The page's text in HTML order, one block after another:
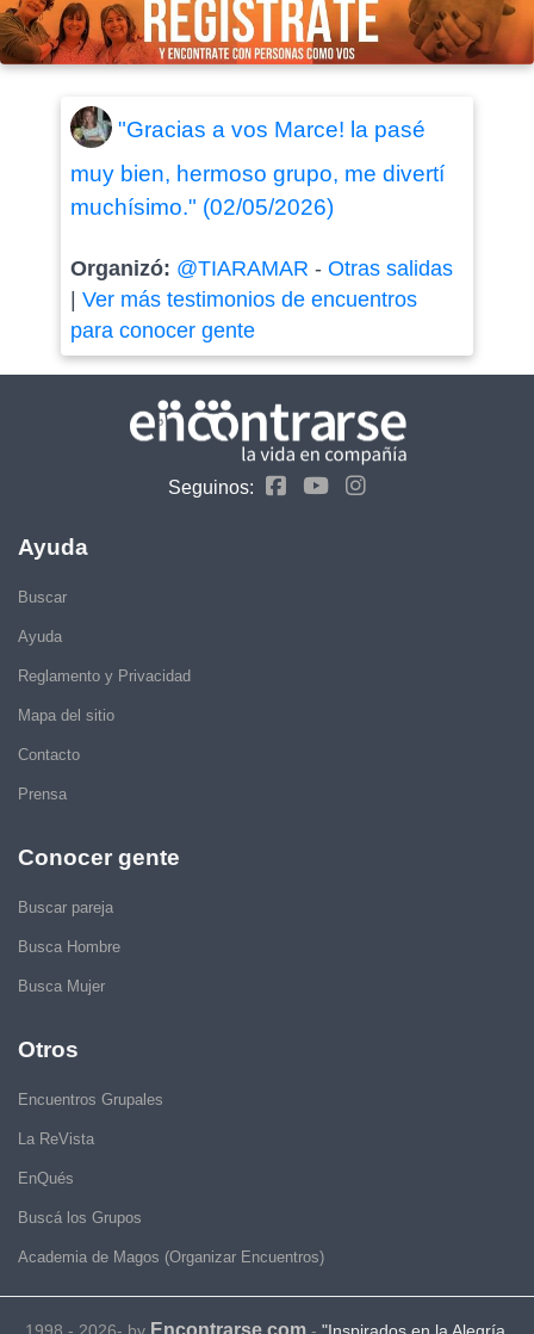
"Gracias a vos Marce! la pasé
muy bien, hermoso grupo, me divertí
muchísimo." (02/05/2026)
Organizó: @TIARAMAR - Otras salidas
| Ver más testimonios de encuentros
para conocer gente
Seguinos:
Ayuda
Buscar
Ayuda
Reglamento y Privacidad
Mapa del sitio
Contacto
Prensa
Conocer gente
Buscar pareja
Busca Hombre
Busca Mujer
Otros
Encuentros Grupales
La ReVista
EnQués
Buscá los Grupos
Academia de Magos (Organizar Encuentros)